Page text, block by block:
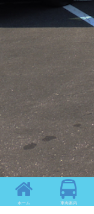
ホーム 車両案内